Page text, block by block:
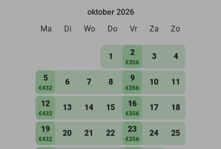
oktober 2026
Ma
Di Wo Do Vr Za Zo
1 2
€356
3 4
5
€432
6 7 8 9
€356
10 11
12
€432
13 14 15 16
€356
17 18
19
€432
20 21 22 23
€356
24 25